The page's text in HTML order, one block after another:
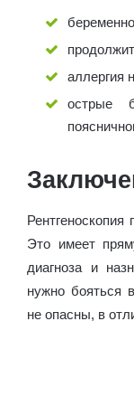
аллергия
острые
Это имеет
диагноза и
нужно бояться
не опасны, в